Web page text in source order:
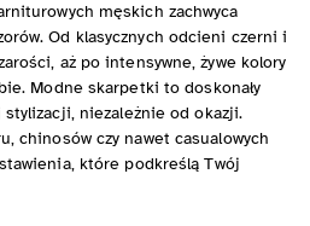
męskich zachwyca
Od klasycznych odcieni czerni i
aż po intensywne, żywe kolory
Modne skarpetki to doskonały
niezależnie od okazji.
chinosów czy nawet casualowych
które podkreślą Twój